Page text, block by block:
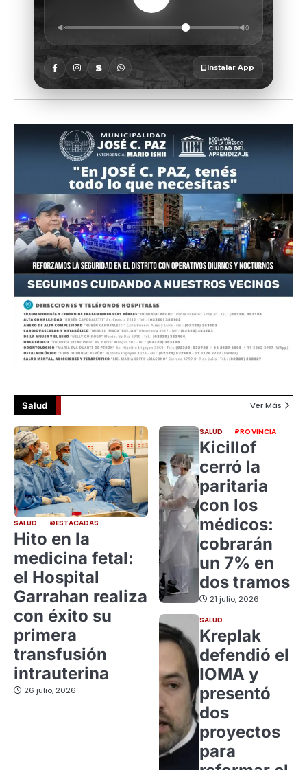
Salud Ver Más
SALUD DESTACADAS
Hito en la
medicina fetal:
el Hospital
Garrahan realiza
con éxito su
primera
transfusión
intrauterina
26 julio, 2026
SALUD PROVINCIA
Kicillof
cerró la
paritaria
con los
médicos:
cobrarán
un 7% en
dos tramos
21 julio, 2026
SALUD
Kreplak
defendió el
IOMA y
presentó
dos
proyectos
para